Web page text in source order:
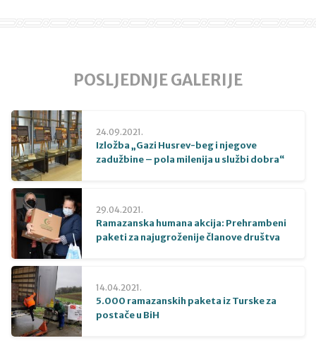
POSLJEDNJE GALERIJE
24.09.2021.
Izložba „Gazi Husrev-beg i njegove
zadužbine – pola milenija u službi dobra“
29.04.2021.
Ramazanska humana akcija: Prehrambeni
paketi za najugroženije članove društva
14.04.2021.
5.000 ramazanskih paketa iz Turske za
postače u BiH